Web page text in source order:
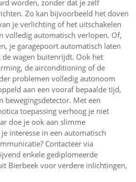
worden, zonder dat je zelf
Zo kan bijvoorbeeld het doven
je verlichting of het uitschakelen
volledig automatisch verlopen. Of,
je garagepoort automatisch laten
wagen buitenrijdt. Ook het
de airconditioning of de
problemen volledig autonoom
aan een vooraf bepaalde tijd,
bewegingsdetector. Met een
toepassing verhoog je niet
doe je ook aan slimme
interesse in een automatisch
Contacteer via
enkele gediplomeerde
Bierbeek voor verdere inlichtingen,